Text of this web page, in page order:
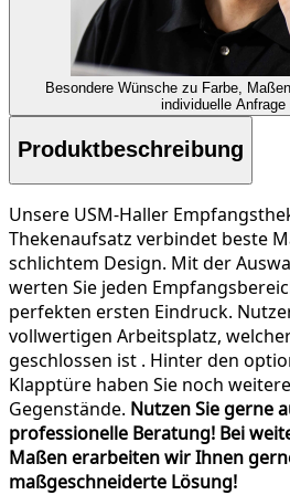
Besondere Wünsche zu Farbe,
individuelle Anfrage
Produktbeschreibung
Unsere USM-Haller
Thekenaufsatz verbindet beste
schlichtem Design. Mit der
werten Sie jeden
perfekten ersten Eindruck.
vollwertigen Arbeitsplatz,
geschlossen ist . Hinter den
Klapptüre haben Sie noch
Gegenstände. Nutzen Sie gerne
professionelle Beratung! Bei
Maßen erarbeiten wir Ihnen
maßgeschneiderte Lösung!